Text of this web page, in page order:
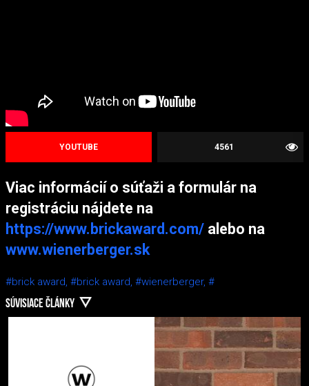
4561
YOUTUBE
Viac informácií o súťaži a formulár na
registráciu nájdete na
https://www.brickaward.com/ alebo na
www.wienerberger.sk
#brick award, #brick award, #wienerberger, #
SÚVISIACE ČLÁNKY